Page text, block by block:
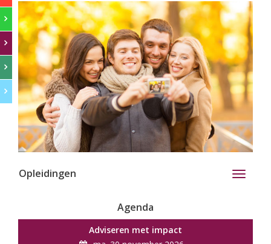
Toggle
Opleidingen
Agenda
Adviseren met impact